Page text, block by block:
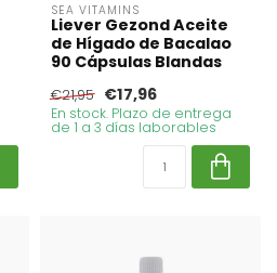
SEA VITAMINS
Liever Gezond Aceite
de Hígado de Bacalao
90 Cápsulas Blandas
€21,95 €17,96
En stock. Plazo de entrega
de 1 a 3 días laborables